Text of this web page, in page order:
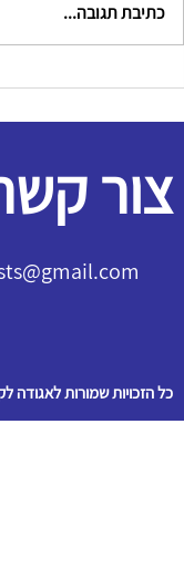
כתיבת תגובה...
צור
כל הזכויות שמורות לאגודה